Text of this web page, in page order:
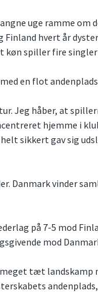
uge ramme
Finland hvert år
køn spiller fire
en flot
Jeg håber, at
hjemme i
sikkert gav sig
Danmark vinder
på 7-5 mod
mod
tæt landskamp